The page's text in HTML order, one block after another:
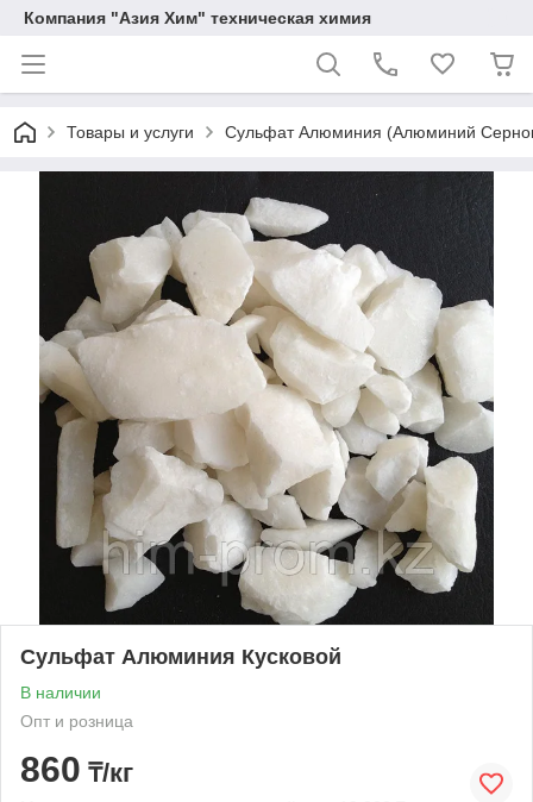
Компания "Азия Хим" техническая химия
Товары и услуги Сульфат Алюминия (Алюминий
Сульфат Алюминия Кусковой
В наличии
Опт и розница
860 ₸/кг